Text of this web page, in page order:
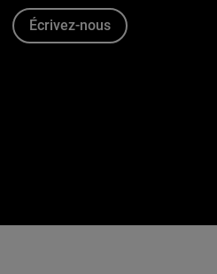
Écrivez-nous